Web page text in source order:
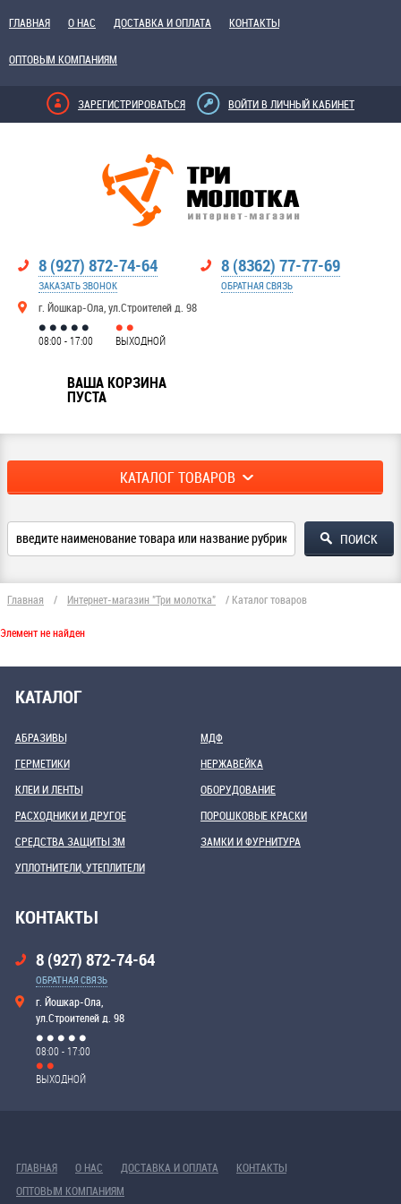
ГЛАВНАЯ О НАС ДОСТАВКА И ОПЛАТА КОНТАКТЫ
ОПТОВЫМ КОМПАНИЯМ
ЗАРЕГИСТРИРОВАТЬСЯ ВОЙТИ В ЛИЧНЫЙ КАБИНЕТ
8 (927) 872-74-64
ЗАКАЗАТЬ ЗВОНОК
г. Йошкар-Ола, ул.Строителей д. 98
8 (8362) 77-77-69
ОБРАТНАЯ СВЯЗЬ
08:00 - 17:00 ВЫХОДНОЙ
ВАША КОРЗИНА
ПУСТА
КАТАЛОГ ТОВАРОВ
Главная / Интернет-магазин "Три молотка" / Каталог товаров
Элемент не найден
КАТАЛОГ
АБРАЗИВЫ
ГЕРМЕТИКИ
КЛЕИ И ЛЕНТЫ
МДФ
НЕРЖАВЕЙКА
ОБОРУДОВАНИЕ
РАСХОДНИКИ И ДРУГОЕ
СРЕДСТВА ЗАЩИТЫ 3М
УПЛОТНИТЕЛИ, УТЕПЛИТЕЛИ
ПОРОШКОВЫЕ КРАСКИ
ЗАМКИ И ФУРНИТУРА
КОНТАКТЫ
8 (927) 872-74-64
ОБРАТНАЯ СВЯЗЬ
г. Йошкар-Ола,
ул.Строителей д. 98
08:00 - 17:00
ВЫХОДНОЙ
ГЛАВНАЯ О НАС ДОСТАВКА И ОПЛАТА
КОНТАКТЫ
ОПТОВЫМ КОМПАНИЯМ